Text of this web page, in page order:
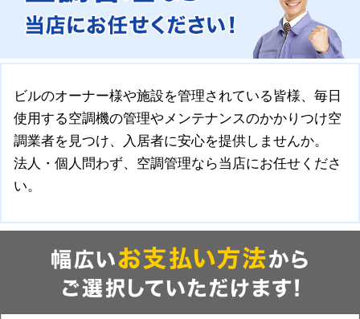
ビルのオーナー様や施設を管理されている皆様、毎日
使用する空調機の管理やメンテナンスのかかりつけ空
調業者を見つけ、入居者に安心を提供しませんか。
法人・個人問わず、空調管理なら当店にお任せくださ
い。